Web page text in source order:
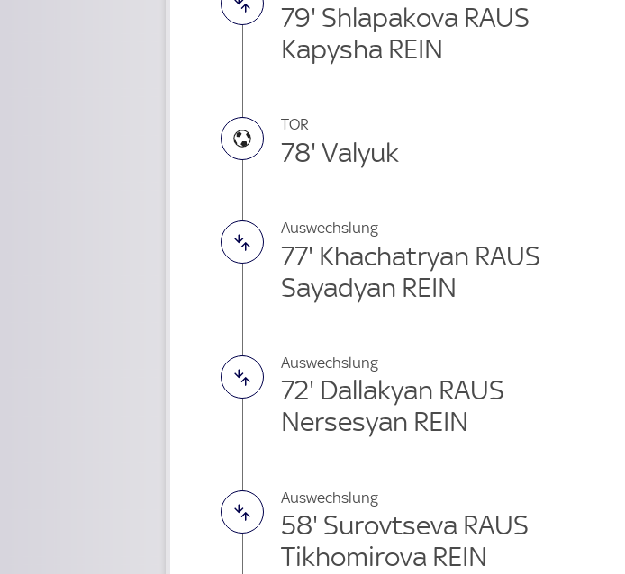
79' Shlapakova RAUS
Kapysha REIN
TOR
78' Valyuk
Auswechslung
77' Khachatryan RAUS
Sayadyan REIN
Auswechslung
72' Dallakyan RAUS
Nersesyan REIN
Auswechslung
58' Surovtseva RAUS
Tikhomirova REIN